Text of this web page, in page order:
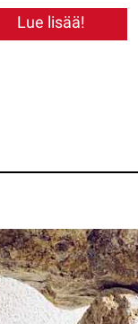
Lue lisää!